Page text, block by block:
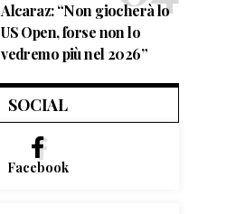
Alcaraz: “Non giocherà lo
US Open, forse non lo
vedremo più nel 2026”
SOCIAL
Facebook